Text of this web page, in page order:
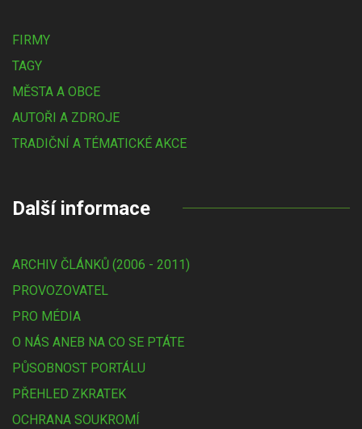
FIRMY
TAGY
MĚSTA A OBCE
AUTOŘI A ZDROJE
TRADIČNÍ A TÉMATICKÉ AKCE
Další informace
ARCHIV ČLÁNKŮ (2006 - 2011)
PROVOZOVATEL
PRO MÉDIA
O NÁS ANEB NA CO SE PTÁTE
PŮSOBNOST PORTÁLU
PŘEHLED ZKRATEK
OCHRANA SOUKROMÍ